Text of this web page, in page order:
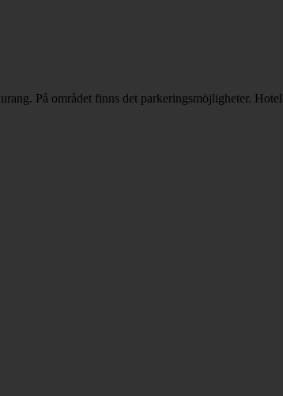
På området finns det parkeringsmöjligheter.